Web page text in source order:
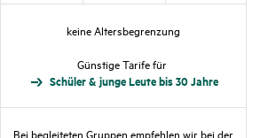
fend
keine Alters­be­gren­zung
Güns­tige Tarife für
Schüler & junge Leute bis 30 Jahre
Bei beglei­teten Gruppen empfehlen wir bei der